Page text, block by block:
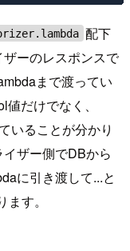
配下
ーのレスポンスで
まで渡ってい
だけでなく、
いることが分かり
ザー側でDBから
に引き渡して...と
す。